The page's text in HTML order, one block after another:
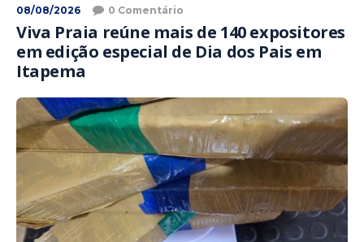
08/08/2026 0 Comentário
Viva Praia reúne mais de 140 expositores
em edição especial de Dia dos Pais em
Itapema